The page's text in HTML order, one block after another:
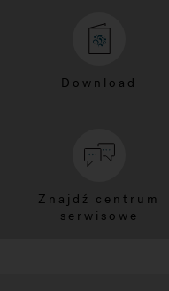
Download
Znajdź centrum
serwisowe